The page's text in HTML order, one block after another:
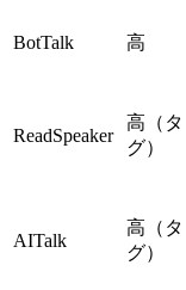
BotTalk 高
ReadSpeaker
高（タ
グ）
AITalk
高（タ
グ）